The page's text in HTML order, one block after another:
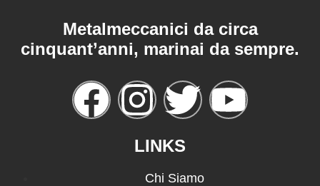
Metalmeccanici da circa
cinquant’anni, marinai da sempre.
LINKS
Chi Siamo